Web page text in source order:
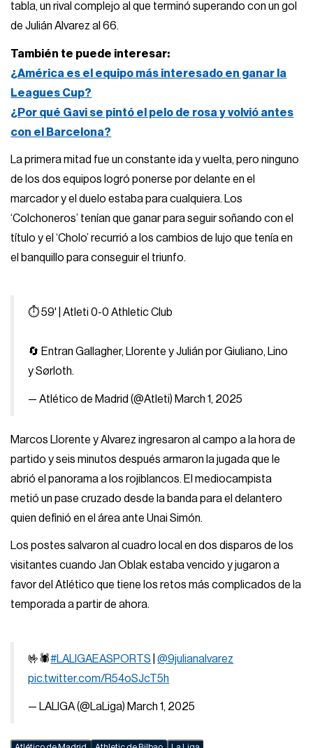
tabla, un rival complejo al que terminó superando con un gol
de Julián Alvarez al 66.
También te puede interesar:
¿América es el equipo más interesado en ganar la
Leagues Cup?
¿Por qué Gavi se pintó el pelo de rosa y volvió antes
con el Barcelona?
La primera mitad fue un constante ida y vuelta, pero ninguno
de los dos equipos logró ponerse por delante en el
marcador y el duelo estaba para cualquiera. Los
‘Colchoneros’ tenían que ganar para seguir soñando con el
título y el ‘Cholo’ recurrió a los cambios de lujo que tenía en
el banquillo para conseguir el triunfo.
⏱ 59' | Atleti 0-0 Athletic Club
🔄 Entran Gallagher, Llorente y Julián por Giuliano, Lino
y Sørloth.
— Atlético de Madrid (@Atleti) March 1, 2025
Marcos Llorente y Alvarez ingresaron al campo a la hora de
partido y seis minutos después armaron la jugada que le
abrió el panorama a los rojiblancos. El mediocampista
metió un pase cruzado desde la banda para el delantero
quien definió en el área ante Unai Simón.
Los postes salvaron al cuadro local en dos disparos de los
visitantes cuando Jan Oblak estaba vencido y jugaron a
favor del Atlético que tiene los retos más complicados de la
temporada a partir de ahora.
🤟🕷️#LALIGAEASPORTS |@9julianalvarez
pic.twitter.com/R54oSJcT5h
— LALIGA (@LaLiga) March 1, 2025